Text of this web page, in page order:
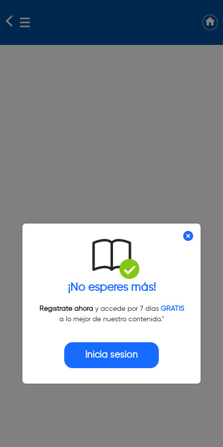
¡No esperes más!
Regístrate ahoray accede por 7 días GRATIS
a lo mejor de nuestro contenido."
Inicia sesión